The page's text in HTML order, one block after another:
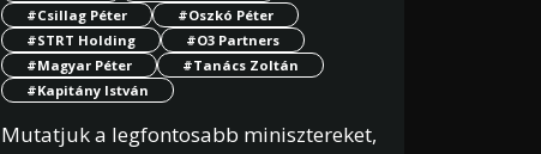
#Csillag Péter
#Oszkó Péter
#STRT Holding
#O3 Partners
#Magyar Péter
#Tanács Zoltán
#Kapitány István
Mutatjuk a legfontosabb minisztereket,